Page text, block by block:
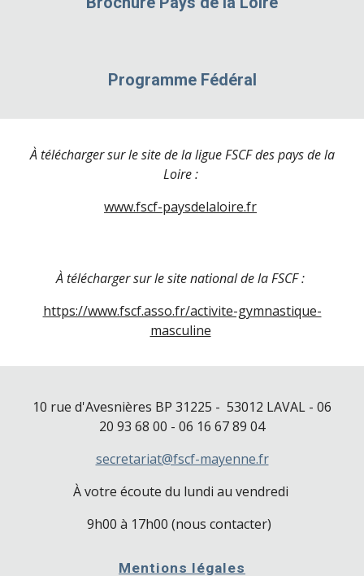
Programme Fédéral
À télécharger sur le site de la ligue FSCF des pays de la
Loire :
www.fscf-paysdelaloire.fr
À télécharger sur le site national de la FSCF :
https://www.fscf.asso.fr/activite-gymnastique-
masculine
10 rue d'Avesnières BP 31225 - 53012 LAVAL - 06
20 93 68 00 - 06 16 67 89 04
secretariat@fscf-mayenne.fr
À votre écoute du lundi au vendredi
9h00 à 17h00 (nous contacter)
Mentions légales